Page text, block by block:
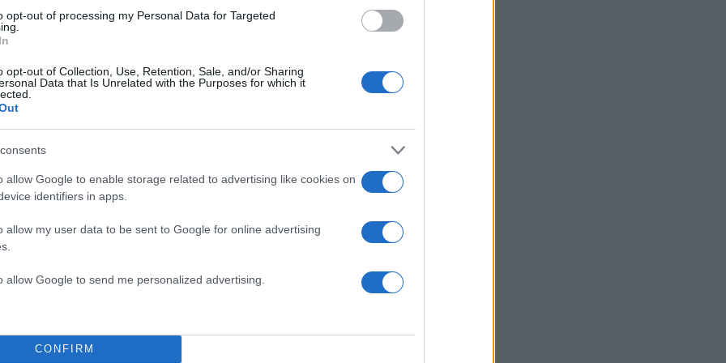
opt-out of processing my Personal Data for Targeted
opt-out of Collection, Use, Retention, Sale, and/or Sharing
Data that Is Unrelated with the Purposes for which it
allow Google to enable storage related to advertising like cookies on
identifiers in apps.
allow my user data to be sent to Google for online advertising
allow Google to send me personalized advertising.
CONFIRM
τι θα προβάλουμε. Έχουμε τη δυνατότητα όλοι μας
να δείξουμε τι σημαίνει για τον καθένα η ψυχαγωγία.
κόντρες, δεν μπορώ να καταλάβω τι
Δηλαδή ένας άνθρωπος στο σπίτι του θα νιώσει
θα προβληματιστεί, θα σκεφτεί; Τι ψυχαγωγικό έχει